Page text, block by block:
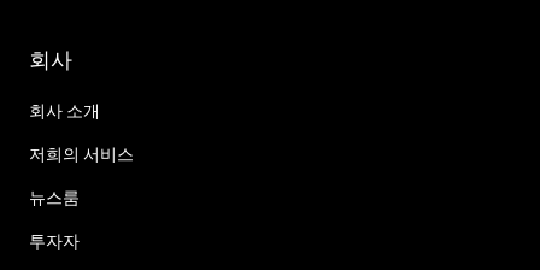
회사
회사 소개
저희의 서비스
뉴스룸
투자자